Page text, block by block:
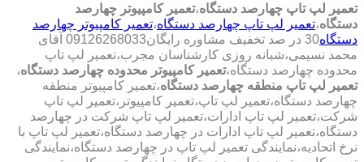
تعمیر لپ تاپ چهارصد دستگاه،تعمیر کامپیوتر چهارصد
دستگاه،تعمیر لپ تاپ چهارصد دستگاه،تعمیر کامپیوتر چهارصد
دستگاه
30 در صد تخفیف مشاوره رایگان09126268033 آقای
محمد نسیمی،شبانه روزی کارشناسان مجرب،تعمیر لپ تاپ
محدوده چهارصد دستگاه،تعمیر کامپیوتر محدوده چهارصد دستگاه،
تعمیر لپ تاپ منطقه چهارصد دستگاه،تعمیر کامپیوتر منطقه
چهارصد دستگاه،تعمیر لپ تاپ،تعمیر کامپیوتر،تعمیر لپ تاپ
شرکت،تعمیر لپ تاپ ادارات،تعمیر لپ تاپ شرکت در چهارصد
دستگاه،تعمیر لپ تاپ ادارات در چهارصد دستگاه،تعمیر لپ تاپ با
نرخ اتحادیه،نمایندگی تعمیر لپ تاپ در چهارصد دستگاه،نمایندگی